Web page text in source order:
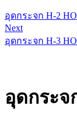
อุดกระจก H-2
Next
อุดกระจก H-3
อุดกระจ